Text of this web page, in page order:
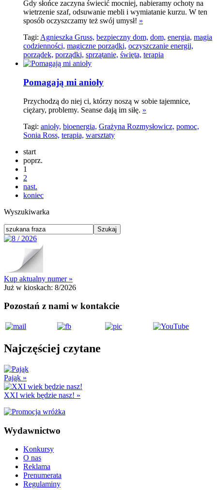
Gdy słońce zaczyna świecić mocniej, nabieramy ochoty na
wietrzenie szaf, odsuwanie mebli i wymiatanie kurzu. W ten
sposób oczyszczamy też swój umysł! »
Tagi: Agnieszka Gruss, bezpieczny dom, dom, energia, magia
codzienności, magiczne porządki, oczyszczanie energii,
porządek, porządki, sprzątanie, święta, terapia
Pomagają mi anioły
Przychodzą do niej ci, którzy noszą w sobie tajemnice,
ciężary, problemy. Seanse dają im siłę. »
Tagi: anioły, bioenergia, Grażyna Rozmysłowicz, pomoc,
Sonia Ross, terapia, warsztaty
start
poprz.
1
2
nast.
koniec
Wyszukiwarka
Kup aktualny numer »
Już w kioskach: 8/2026
Pozostań z nami w kontakcie
Najczęściej czytane
Pająk »
XXI wiek będzie nasz! »
Wydawnictwo
Konkursy
O nas
Reklama
Prenumerata
Regulaminy